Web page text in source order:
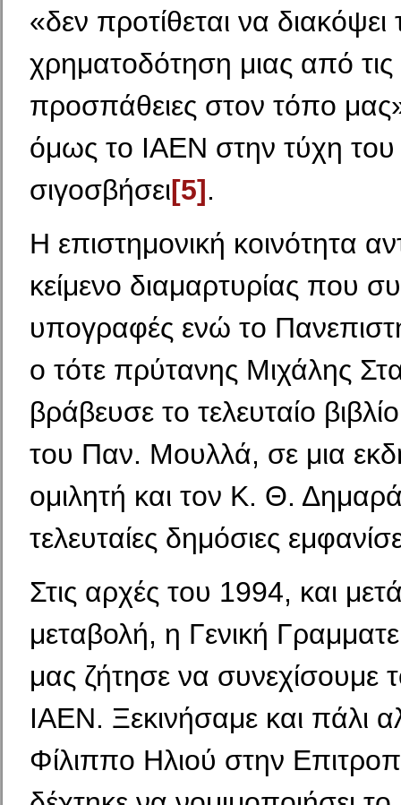
«δεν προτίθεται να διακόψει
χρηματοδότηση μιας από τις
προσπάθειες στον τόπο
όμως το ΙΑΕΝ στην τύχη
σιγοσβήσει[5].
Η επιστημονική κοινότητα
κείμενο διαμαρτυρίας που
υπογραφές ενώ το
ο τότε πρύτανης Μιχάλης
βράβευσε το τελευταίο
του Παν. Μουλλά, σε μια
ομιλητή και τον Κ. Θ.
τελευταίες δημόσιες
Στις αρχές του 1994, και
μεταβολή, η Γενική
μας ζήτησε να συνεχίσουμε
ΙΑΕΝ. Ξεκινήσαμε και πάλι
Φίλιππο Ηλιού στην